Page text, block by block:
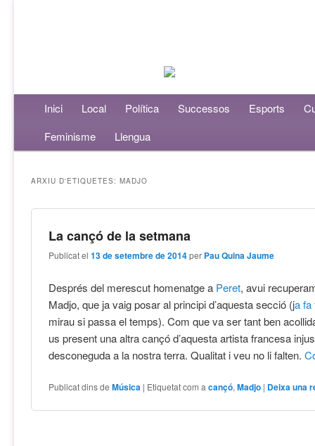
Menú principalAneu al contingut principal
Aneu al contingut secundari
Inici Local Política Successos Esports
Feminisme
Llengua
ARXIU D'ETIQUETES:MADJO
La cançó de la setmana
Publicat el13 de setembre de 2014 per Pau Quina Jaume
Després del merescut homenatge a Peret, avui
Madjo, que ja vaig posar al principi d’aquesta secció (ja
mirau si passa el temps). Com que va ser tant ben
us present una altra cançó d’aquesta artista francesa
desconeguda a la nostra terra. Qualitat i veu no li falten.
Publicat dins de Música | Etiquetat com a cançó,Madjo | Deixa una